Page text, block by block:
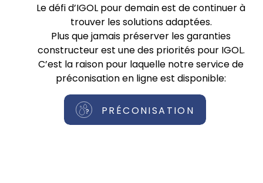
Le défi d’IGOL pour demain est de continuer à
trouver les solutions adaptées.
Plus que jamais préserver les garanties
constructeur est une des priorités pour IGOL.
C’est la raison pour laquelle notre service de
préconisation en ligne est disponible:
PRÉCONISATION